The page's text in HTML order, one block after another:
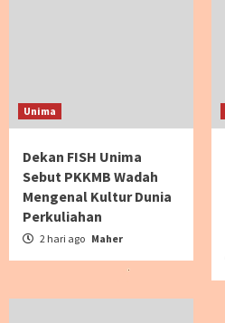
Unima
Dekan FISH Unima
Sebut PKKMB Wadah
Mengenal Kultur Dunia
Perkuliahan
2 hari ago Maher